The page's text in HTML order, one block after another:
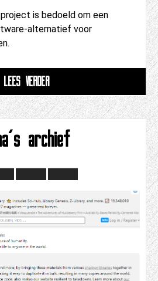
is bedoeld om een
alternatief voor
LEES VERDER
archief